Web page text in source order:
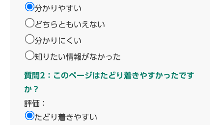
分かりやすい
どちらともいえない
分かりにくい
知りたい情報がなかった
質問2：このページはたどり着きやすかったです
か？
評価：
たどり着きやすい